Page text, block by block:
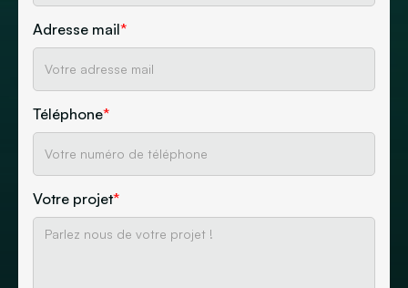
Adresse mail*
Téléphone*
Votre projet*